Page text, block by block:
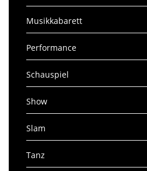
Musikkabarett
Performance
Schauspiel
Show
Slam
Tanz